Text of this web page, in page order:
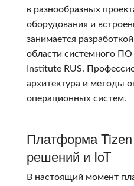
в разнообразных
оборудования и
занимается
области системного ПО
Institute RUS.
архитектура и методы
операционных систем.
Платформа
решений и IoT
В настоящий момент